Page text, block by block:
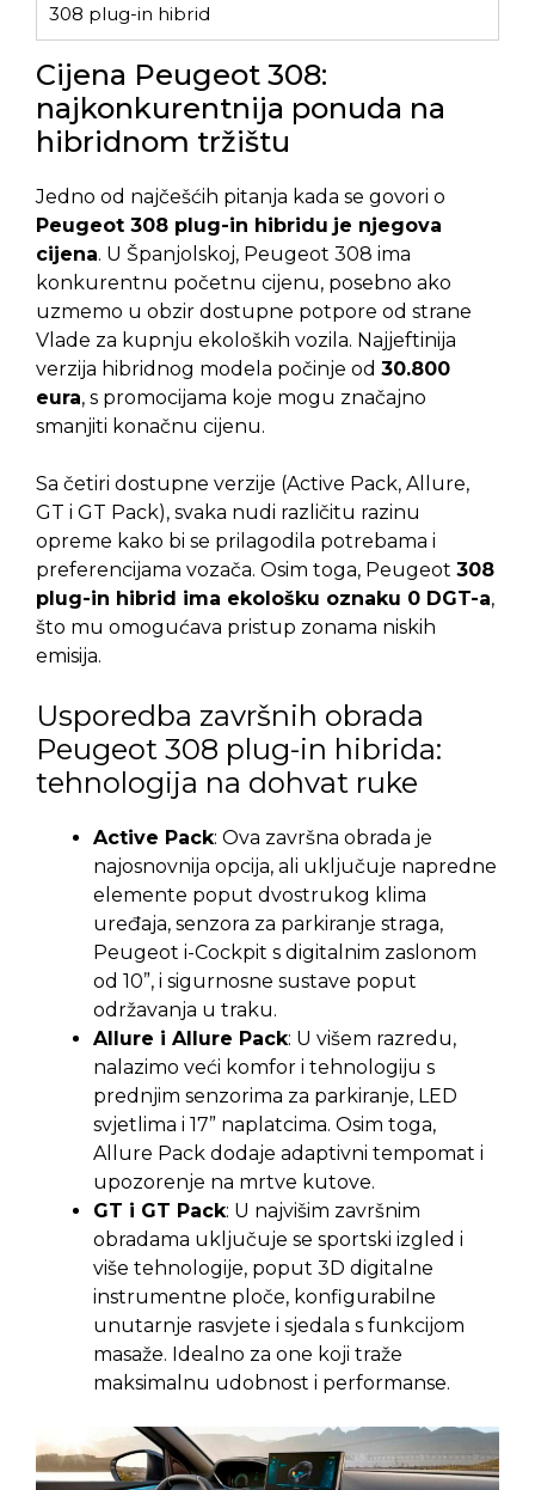
308 plug-in hibrid
Cijena Peugeot 308:
najkonkurentnija ponuda na
hibridnom tržištu
Jedno od najčešćih pitanja kada se govori o
Peugeot 308 plug-in hibridu je njegova
cijena. U Španjolskoj, Peugeot 308 ima
konkurentnu početnu cijenu, posebno ako
uzmemo u obzir dostupne potpore od strane
Vlade za kupnju ekoloških vozila. Najjeftinija
verzija hibridnog modela počinje od 30.800
eura, s promocijama koje mogu značajno
smanjiti konačnu cijenu.
Sa četiri dostupne verzije (Active Pack, Allure,
GT i GT Pack), svaka nudi različitu razinu
opreme kako bi se prilagodila potrebama i
preferencijama vozača. Osim toga, Peugeot 308
plug-in hibrid ima ekološku oznaku 0 DGT-a,
što mu omogućava pristup zonama niskih
emisija.
Usporedba završnih obrada
Peugeot 308 plug-in hibrida:
tehnologija na dohvat ruke
Active Pack: Ova završna obrada je
najosnovnija opcija, ali uključuje napredne
elemente poput dvostrukog klima
uređaja, senzora za parkiranje straga,
Peugeot i-Cockpit s digitalnim zaslonom
od 10”, i sigurnosne sustave poput
održavanja u traku.
Allure i Allure Pack: U višem razredu,
nalazimo veći komfor i tehnologiju s
prednjim senzorima za parkiranje, LED
svjetlima i 17” naplatcima. Osim toga,
Allure Pack dodaje adaptivni tempomat i
upozorenje na mrtve kutove.
GT i GT Pack: U najvišim završnim
obradama uključuje se sportski izgled i
više tehnologije, poput 3D digitalne
instrumentne ploče, konfigurabilne
unutarnje rasvjete i sjedala s funkcijom
masaže. Idealno za one koji traže
maksimalnu udobnost i performanse.